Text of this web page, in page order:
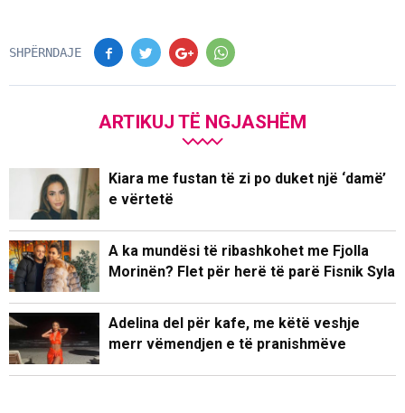
SHPËRNDAJE
ARTIKUJ TË NGJASHËM
Kiara me fustan të zi po duket një ‘damë’
e vërtetë
A ka mundësi të ribashkohet me Fjolla
Morinën? Flet për herë të parë Fisnik Syla
Adelina del për kafe, me këtë veshje
merr vëmendjen e të pranishmëve